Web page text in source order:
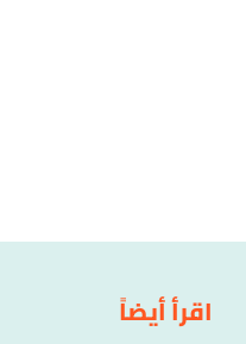
اقرأ أيضاً